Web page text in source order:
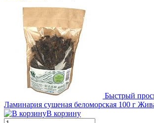
Быстрый
Ламинария сушеная беломорская 100 г
В корзину